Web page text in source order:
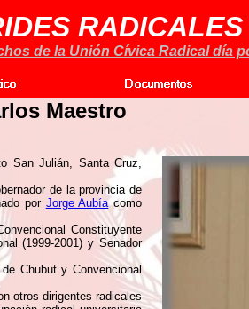
RADICALES
de la Unión Cívica Radical día
Maestro
San Julián, Santa Cruz,
de la provincia de
por Jorge Aubíacomo
Constituyente
(1999-2001) y Senador
Chubut y Convencional
otros dirigentes radicales